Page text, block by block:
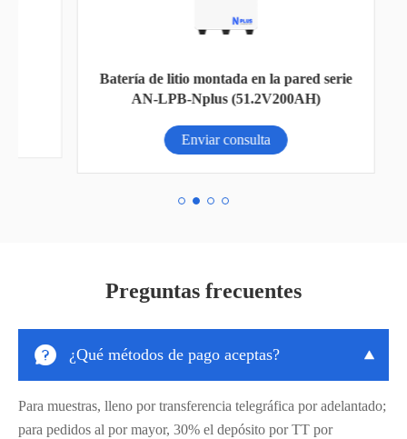
Batería de litio montada en la pared serie
AN-LPB-Nplus (51.2V200AH)
Enviar consulta
Preguntas frecuentes
 ¿Qué métodos de pago aceptas? 
Para muestras, lleno por transferencia telegráfica por adelantado;
para pedidos al por mayor, 30% el depósito por TT por